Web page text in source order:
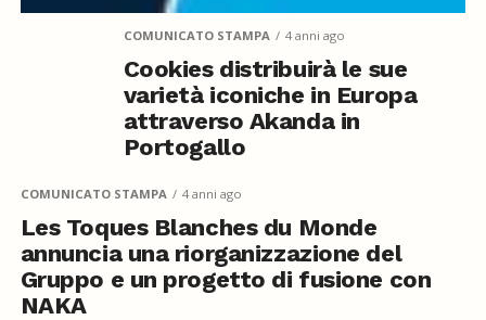
COMUNICATO STAMPA 4 anni ago
Cookies distribuirà le sue
varietà iconiche in Europa
attraverso Akanda in
Portogallo
COMUNICATO STAMPA 4 anni ago
Les Toques Blanches du Monde
annuncia una riorganizzazione del
Gruppo e un progetto di fusione con
NAKA